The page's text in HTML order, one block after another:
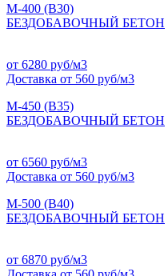
М-400 (B30)
БЕЗДОБАВОЧНЫЙ БЕТОН
от 6280 руб/м3
Доставка от 560 руб/м3
М-450 (B35)
БЕЗДОБАВОЧНЫЙ БЕТОН
от 6560 руб/м3
Доставка от 560 руб/м3
М-500 (B40)
БЕЗДОБАВОЧНЫЙ БЕТОН
от 6870 руб/м3